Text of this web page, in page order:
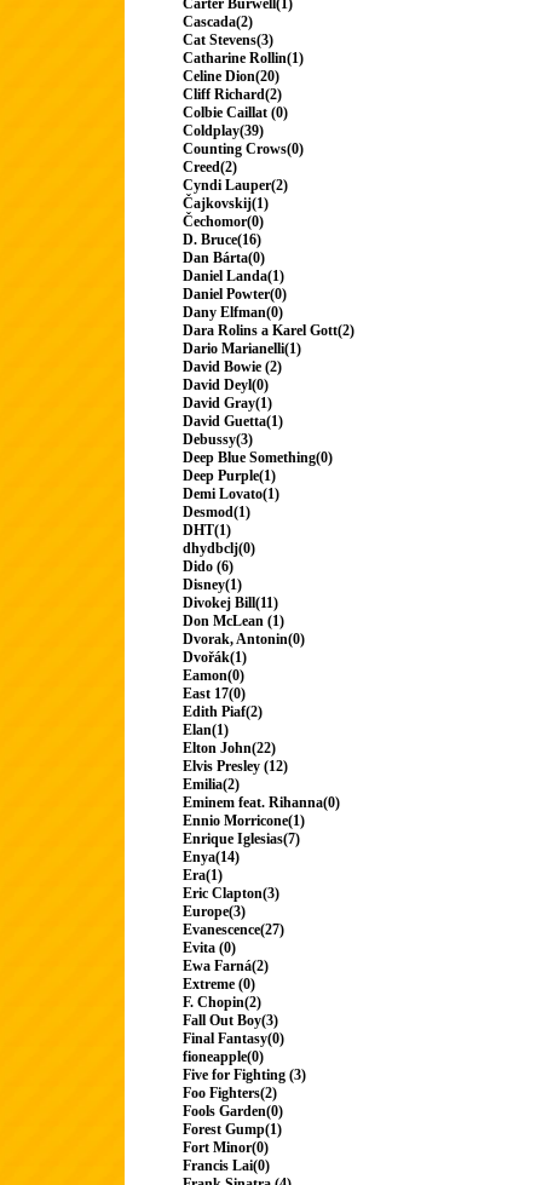
Carter Burwell(1)
Cascada(2)
Cat Stevens(3)
Catharine Rollin(1)
Celine Dion(20)
Cliff Richard(2)
Colbie Caillat (0)
Coldplay(39)
Counting Crows(0)
Creed(2)
Cyndi Lauper(2)
Čajkovskij(1)
Čechomor(0)
D. Bruce(16)
Dan Bárta(0)
Daniel Landa(1)
Daniel Powter(0)
Dany Elfman(0)
Dara Rolins a Karel Gott(2)
Dario Marianelli(1)
David Bowie (2)
David Deyl(0)
David Gray(1)
David Guetta(1)
Debussy(3)
Deep Blue Something(0)
Deep Purple(1)
Demi Lovato(1)
Desmod(1)
DHT(1)
dhydbclj(0)
Dido (6)
Disney(1)
Divokej Bill(11)
Don McLean (1)
Dvorak, Antonin(0)
Dvořák(1)
Eamon(0)
East 17(0)
Edith Piaf(2)
Elan(1)
Elton John(22)
Elvis Presley (12)
Emilia(2)
Eminem feat. Rihanna(0)
Ennio Morricone(1)
Enrique Iglesias(7)
Enya(14)
Era(1)
Eric Clapton(3)
Europe(3)
Evanescence(27)
Evita (0)
Ewa Farná(2)
Extreme (0)
F. Chopin(2)
Fall Out Boy(3)
Final Fantasy(0)
fioneapple(0)
Five for Fighting (3)
Foo Fighters(2)
Fools Garden(0)
Forest Gump(1)
Fort Minor(0)
Francis Lai(0)